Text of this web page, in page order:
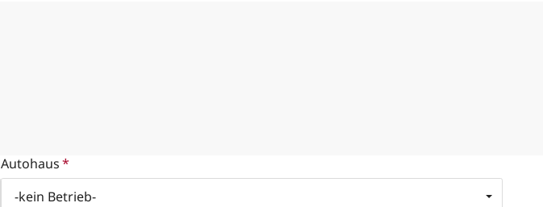
Autohaus*
-kein Betrieb-